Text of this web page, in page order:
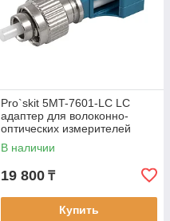
Pro`skit 5MT-7601-LC LC
адаптер для волоконно-
оптических измерителей
мощности
В наличии
19 800 ₸
Купить